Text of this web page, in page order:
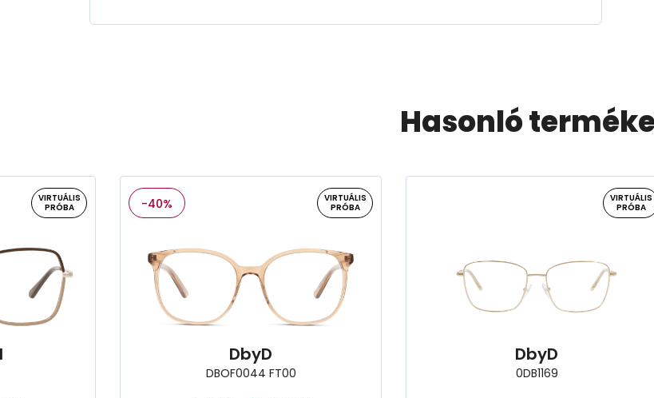
Hasonló
VIRTUÁLIS
PRÓBA
-40%
VIRTUÁLIS
PRÓBA
DbyD
DBOF0044 FT00
VIRTUÁLIS
PRÓBA
DbyD
0DB1169